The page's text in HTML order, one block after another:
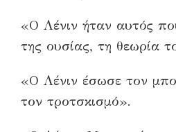
«Ο Λένιν ήταν αυτός
της ουσίας, τη θεωρία
«Ο Λένιν έσωσε τον
τον τροτσκισμό».